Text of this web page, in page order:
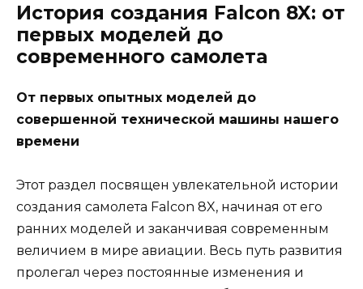
История создания Falcon 8X: от
первых моделей до
современного самолета
От первых опытных моделей до
совершенной технической машины нашего
времени
Этот раздел посвящен увлекательной истории
создания самолета Falcon 8X, начиная от его
ранних моделей и заканчивая современным
величием в мире авиации. Весь путь развития
пролегал через постоянные изменения и